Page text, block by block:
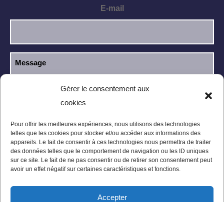
Gérer le consentement aux
cookies
Pour offrir les meilleures expériences, nous utilisons des technologies
telles que les cookies pour stocker et/ou accéder aux informations des
appareils. Le fait de consentir à ces technologies nous permettra de traiter
des données telles que le comportement de navigation ou les ID uniques
sur ce site. Le fait de ne pas consentir ou de retirer son consentement peut
avoir un effet négatif sur certaines caractéristiques et fonctions.
Accepter
E-mail
J’ai lu et j’accepte la
confidentialité.